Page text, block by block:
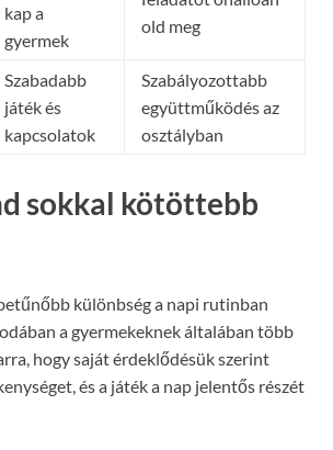
kap a
gyermek
old meg
Szabadabb
játék és
kapcsolatok
Szabályozottabb
együttműködés az
osztályban
sokkal kötöttebb
különbség a napi rutinban
a gyermekeknek általában több
hogy saját érdeklődésük szerint
és a játék a nap jelentős részét